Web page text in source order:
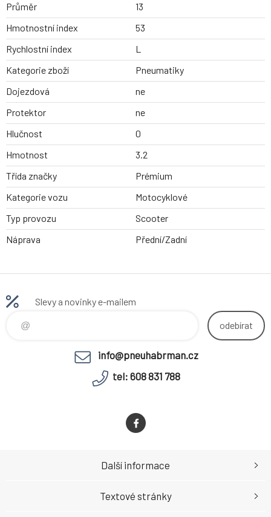
Průměr
13
Hmotnostní index
53
Rychlostní index
L
Kategorie zboží
Pneumatiky
Dojezdová
ne
Protektor
ne
Hlučnost
0
Hmotnost
3.2
Třída značky
Prémium
Kategorie vozu
Motocyklové
Typ provozu
Scooter
Náprava
Přední/Zadní
Slevy a novinky e-mailem
odebírat
info@pneuhabrman.cz
tel: 608 831 788
Další informace
Textové stránky